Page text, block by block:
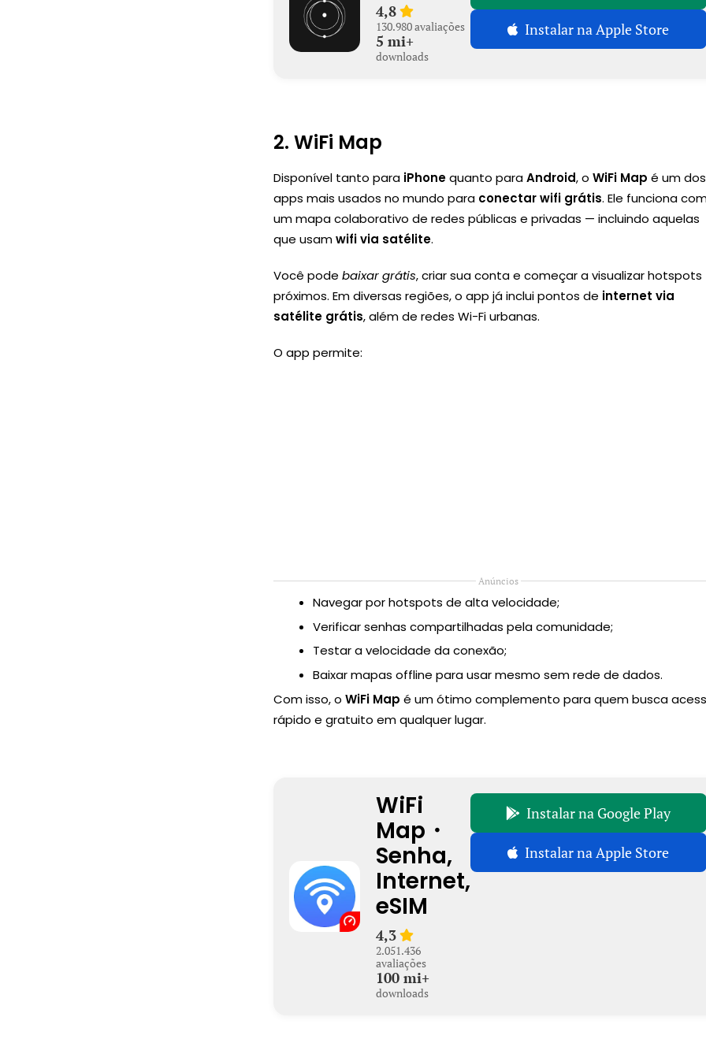
4,8
130.980 avaliações
5 mi+
downloads
Instalar na Apple Store
2.WiFi Map
Disponível tanto para iPhonequanto paraAndroid, oWiFi Map é um dos
apps mais usados no mundo para conectar wifi grátis. Ele funciona
um mapa colaborativo de redes públicas e privadas — incluindo aquelas
que usamwifi via satélite.
Você podebaixar grátis, criar sua conta e começar a visualizar hotspots
próximos. Em diversas regiões, o app já inclui pontos de internet via
satélite grátis, além de redes Wi-Fi urbanas.
O app permite:
Anúncios
Navegar por hotspots de alta velocidade;
Verificar senhas compartilhadas pela comunidade;
Testar a velocidade da conexão;
Baixar mapas offline para usar mesmo sem rede de dados.
Com isso, oWiFi Map é um ótimo complemento para quem busca
rápido e gratuito em qualquer lugar.
WiFi
Map・
Senha,
Internet,
eSIM
4,3
2.051.436
avaliações
100 mi+
downloads
Instalar na Google Play
Instalar na Apple Store